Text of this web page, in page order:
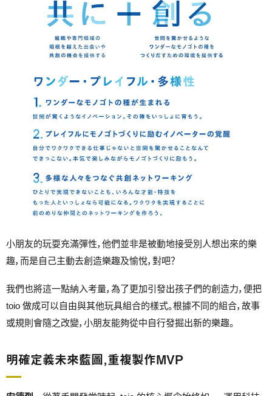
小朋友的玩耍充滿彈性，他們並非是被動地接受別人想出來的樂
趣，而是自己主動去創造樂趣及愉悅，對吧？
我們也將這一點納入考量，為了更加引發出孩子們的創造力，便把
toio 做成可以自由與其他玩具組合的樣式。根據不同的組合，故事
或規則會隨之改變，小朋友能夠從中自行發掘出新的樂趣。
明確定義未來藍圖，重複製作MVP